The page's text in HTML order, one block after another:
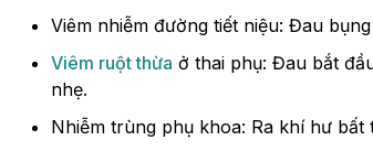
Viêm nhiễm đường tiết niệu: Đau
Viêm ruột thừa ở thai phụ: Đau bắt
nhẹ.
Nhiễm trùng phụ khoa: Ra khí hư